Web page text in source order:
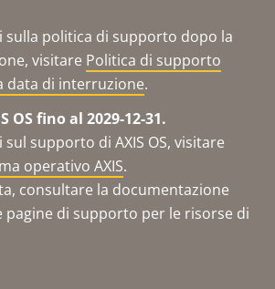
sulla politica di supporto dopo la
visitare Politica di supporto
data di interruzione.
OS fino al 2029-12-31.
supporto di AXIS OS, visitare
operativo AXIS.
consultare la documentazione
pagine di supporto per le risorse di